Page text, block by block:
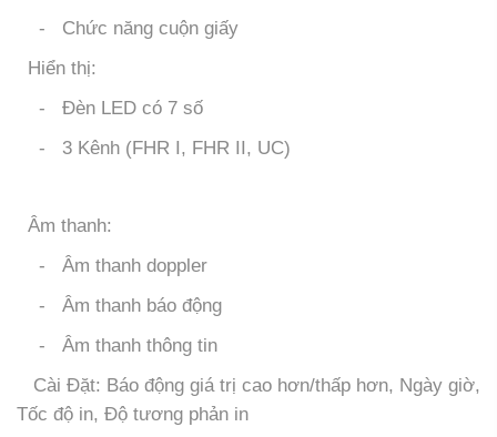
- Chức năng cuộn giấy
Hiển thị:
- Đèn LED có 7 số
- 3 Kênh (FHR I, FHR II, UC)
Âm thanh:
- Âm thanh doppler
- Âm thanh báo động
- Âm thanh thông tin
Cài Đặt: Báo động giá trị cao hơn/thấp hơn, Ngày giờ,
Tốc độ in, Độ tương phản in